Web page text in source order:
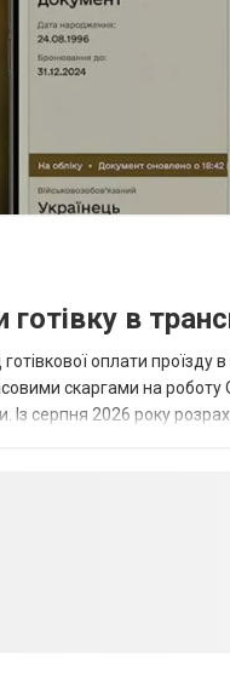
в
оплати
скаргами на роботу
Із серпня 2026 року